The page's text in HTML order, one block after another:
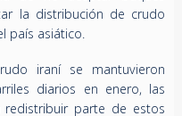
la distribución de crudo
país asiático.
iraní se mantuvieron
diarios en enero, las
redistribuir parte de estos